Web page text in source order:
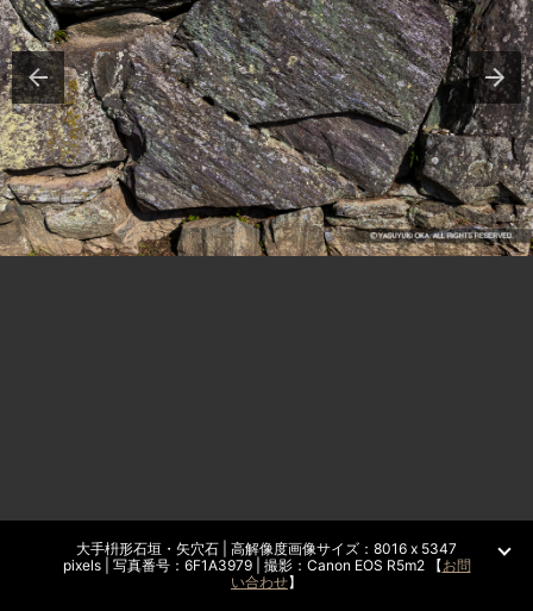
大手枡形石垣・矢穴石 | 高解像度画像サイズ：8016 x 5347
pixels | 写真番号：6F1A3979 | 撮影：Canon EOS R5m2 【お問
い合わせ】